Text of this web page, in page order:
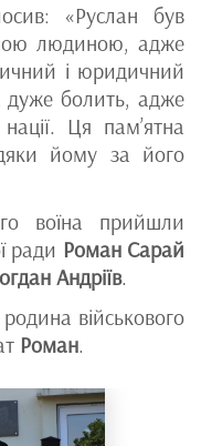
«Руслан був
людиною, адже
і юридичний
болить, адже
Ця пам’ятна
йому за його
воїна прийшли
ради Роман Сарай
Андріїв.
військового
Роман.